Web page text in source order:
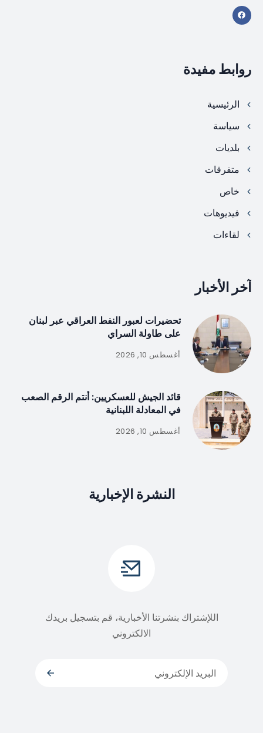
روابط مفيدة
الرئيسية
سياسة
بلديات
متفرقات
خاص
فيديوهات
لقاءات
آخر الأخبار
تحضيرات لعبور النفط العراقي عبر لبنان
على طاولة السراي
أغسطس 10, 2026
قائد الجيش للعسكريين: أنتم الرقم الصعب
في المعادلة اللبنانية
أغسطس 10, 2026
النشرة الإخبارية
اللإشتراك بنشرتنا الأخبارية، قم بتسجيل بريدك
الالكتروني